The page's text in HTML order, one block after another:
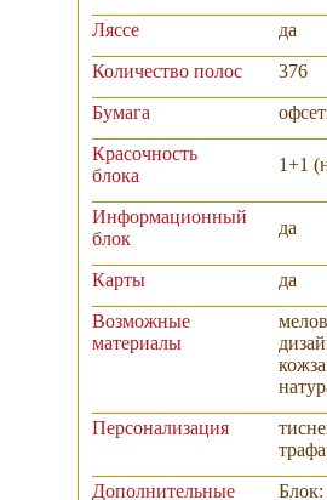
Ляссе
да
Количество полос
376
Бумага
Красочность
блока
1+1
Информационный
блок
да
Карты
да
Возможные
материалы
Персонализация
Дополнительные
Блок: